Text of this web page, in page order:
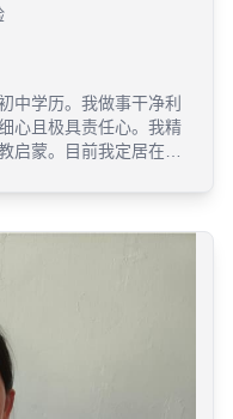
中学历。我做事干净利
心且极具责任心。我精
启蒙。目前我定居在无